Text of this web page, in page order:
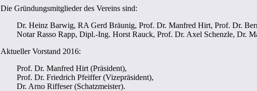
Die Gründungsmitglieder des Vereins sind:
Dr. Heinz Barwig, RA Gerd Bräunig, Prof. Dr. Manfred Hirt, Prof. Dr.
Notar Rasso Rapp, Dipl.-Ing. Horst Rauck, Prof. Dr. Axel Schenzle, Dr.
Aktueller Vorstand 2016:
Prof. Dr. Manfred Hirt (Präsident),
Prof. Dr. Friedrich Pfeiffer (Vizepräsident),
Dr. Arno Riffeser (Schatzmeister).